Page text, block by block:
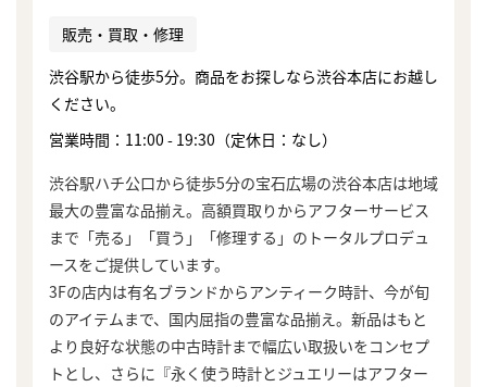
販売・買取・修理
渋谷駅から徒歩5分。商品をお探しなら渋谷本店にお越し
ください。
営業時間：11:00 - 19:30（定休日：なし）
渋谷駅ハチ公口から徒歩5分の宝石広場の渋谷本店は地域
最大の豊富な品揃え。高額買取りからアフターサービス
まで「売る」「買う」「修理する」のトータルプロデュ
ースをご提供しています。
3Fの店内は有名ブランドからアンティーク時計、今が旬
のアイテムまで、国内屈指の豊富な品揃え。新品はもと
より良好な状態の中古時計まで幅広い取扱いをコンセプ
トとし、さらに『永く使う時計とジュエリーはアフター